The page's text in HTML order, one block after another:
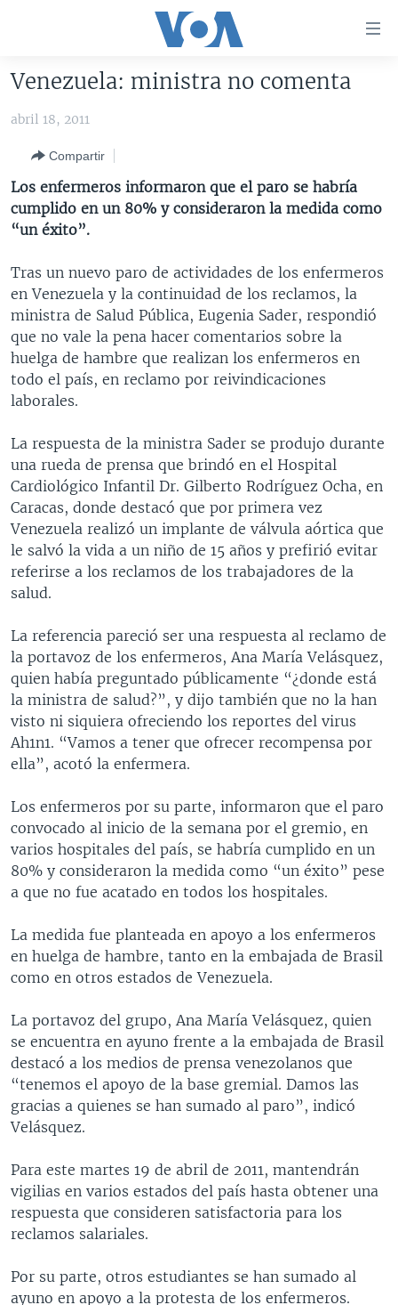
accesibilidad
principal
Salte
navegador
Salte
búsqueda
AMÉRICA DEL NORTE
EEUU
MÉXICO
HAITÍ
ELECCIONES EEUU 2024
ELECCIONES EEUU
VOTO DIVIDIDO
VOA VERIFICA
VOA VERIFICA UCRANIA/RUSIA
VOA VERIFICA INMIGRACIÓN
AMÉRICA LATINA
ARGENTINA
COLOMBIA
CHILE
PERÚ
ECUADOR
BRASIL
CHINA EN AMÉRICA LATINA
COSTA RICA
EL SALVADOR
GUATEMALA
HONDURAS
OTRAS SECCIONES
INMIGRACIÓN
LIBERTAD DE PRENSA
MUNDO
ENTRETENIMIENTO Y CULTURA
TECNOLOGÍA
DEPORTES
CIENCIA Y SALUD
ESPECIALES DE LA VOA
LIBERTAD DE PRENSA
UCRANIA
VIDEOS
FOTOGRAFÍA
AUDIOS
PROGRAMAS TV
EL MUNDO AL DÍA
FORO INTERAMERICANO
VISIÓN 360
LAS CLAVES
RADIO
AVANCE INFORMATIVO
AUDIONOTICIAS
BUENOS DÍAS AMÉRICA
EL MUNDO AL DÍA [RADIO]
FORO [RADIO]
DEPORTIVO INTERNACIONAL
NOTA ECONÓMICA
ENTRETENIMIENTO
DIRECT
DOCUMENTALES DE LA VOA
Learning English
SÍGANOS
Idiomas
Venezuela: ministra no comenta
abril 18, 2011
Compartir
Los enfermeros informaron que el paro se habría
cumplido en un 80% y consideraron la medida como
“un éxito”.
Tras un nuevo paro de actividades de los enfermeros
en Venezuela y la continuidad de los reclamos, la
ministra de Salud Pública, Eugenia Sader, respondió
que no vale la pena hacer comentarios sobre la
huelga de hambre que realizan los enfermeros en
todo el país, en reclamo por reivindicaciones
laborales.
La respuesta de la ministra Sader se produjo durante
una rueda de prensa que brindó en el Hospital
Cardiológico Infantil Dr. Gilberto Rodríguez Ocha, en
Caracas, donde destacó que por primera vez
Venezuela realizó un implante de válvula aórtica que
le salvó la vida a un niño de 15 años y prefirió evitar
referirse a los reclamos de los trabajadores de la
salud.
La referencia pareció ser una respuesta al reclamo de
la portavoz de los enfermeros, Ana María Velásquez,
quien había preguntado públicamente “¿donde está
la ministra de salud?”, y dijo también que no la han
visto ni siquiera ofreciendo los reportes del virus
Ah1n1. “Vamos a tener que ofrecer recompensa por
ella”, acotó la enfermera.
Los enfermeros por su parte, informaron que el paro
convocado al inicio de la semana por el gremio, en
varios hospitales del país, se habría cumplido en un
80% y consideraron la medida como “un éxito” pese
a que no fue acatado en todos los hospitales.
La medida fue planteada en apoyo a los enfermeros
en huelga de hambre, tanto en la embajada de Brasil
como en otros estados de Venezuela.
La portavoz del grupo, Ana María Velásquez, quien
se encuentra en ayuno frente a la embajada de Brasil
destacó a los medios de prensa venezolanos que
“tenemos el apoyo de la base gremial. Damos las
gracias a quienes se han sumado al paro”, indicó
Velásquez.
Para este martes 19 de abril de 2011, mantendrán
vigilias en varios estados del país hasta obtener una
respuesta que consideren satisfactoria para los
reclamos salariales.
Por su parte, otros estudiantes se han sumado al
ayuno en apoyo a la protesta de los enfermeros.